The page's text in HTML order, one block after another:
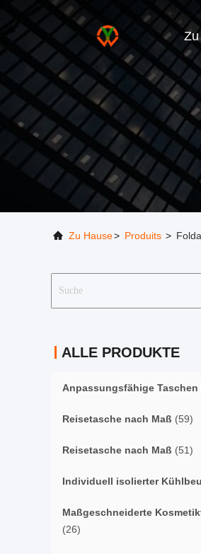
Zu Hause> Produits >
ALLE PRODUKTE
Anpassungsfähige Taschen
Reisetasche nach Maß (59)
Reisetasche nach Maß (51)
Individuell isolierter
Maßgeschneiderte
(26)